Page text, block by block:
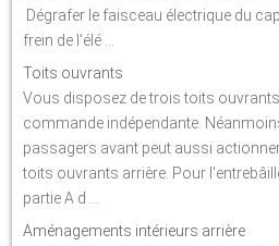
Dégrafer le faisceau électrique du
frein de l'élé ...
Toits ouvrants
Vous disposez de trois toits
commande indépendante.
passagers avant peut aussi
toits ouvrants arrière. Pour
partie A d ...
Aménagements intérieurs arrière